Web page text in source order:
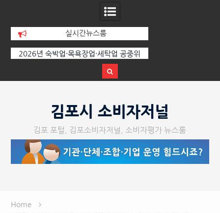
실시간뉴스룸
장업·세탁업 공중위
경기김포지역자활센터 ‘더나은 사업단’ 확
김포시 소비자저널
김포 포털, 김포소비자저널, 소비자평가 뉴스룸
Home